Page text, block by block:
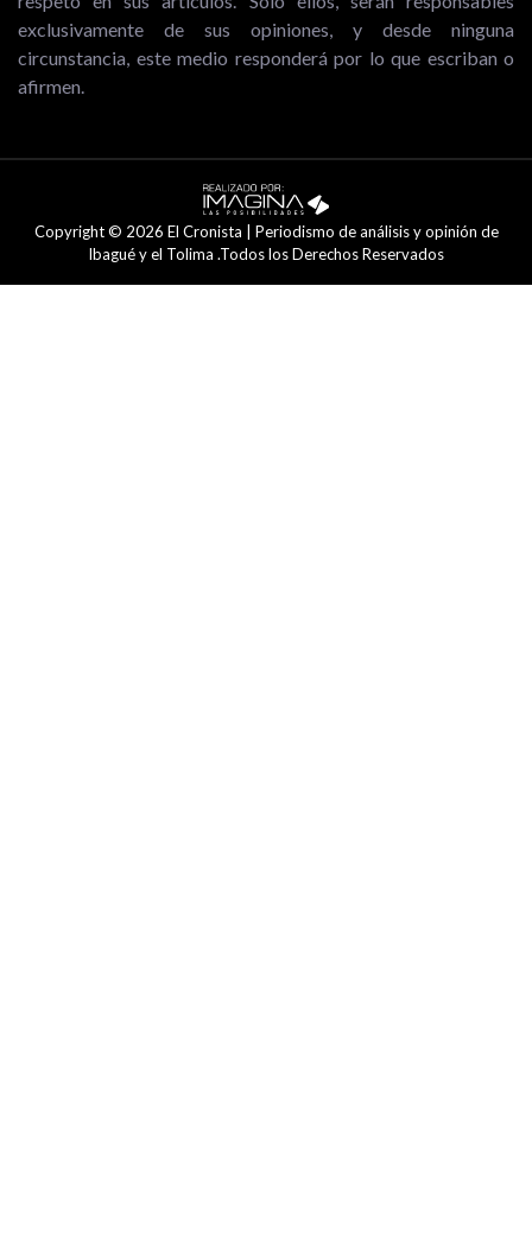
exclusivamente de sus opiniones, y desde ninguna
circunstancia, este medio responderá por lo que escriban o
afirmen.
Copyright © 2026 El Cronista | Periodismo de análisis y opinión de
Ibagué y el Tolima .Todos los Derechos Reservados